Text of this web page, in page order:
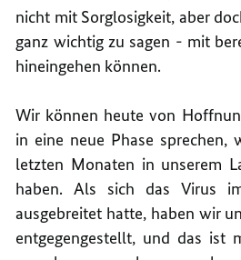
nicht mit Sorglosigkeit, aber
ganz wichtig zu sagen - mit
hineingehen können.
Wir können heute von
in eine neue Phase
letzten Monaten in unserem
haben. Als sich das Virus
ausgebreitet hatte, haben wir
entgegengestellt, und das ist